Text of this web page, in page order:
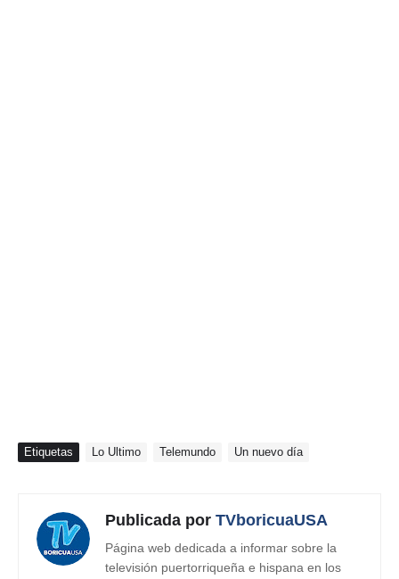
Etiquetas Lo Ultimo Telemundo Un nuevo día
Publicada por TVboricuaUSA
Página web dedicada a informar sobre la
televisión puertorriqueña e hispana en los